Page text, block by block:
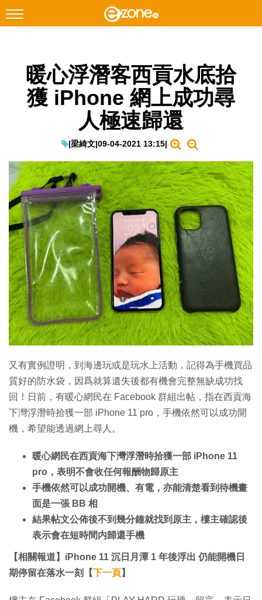
Facebook Instagram
科技焦點
教學評測
EduTech
IT Times
生成式AI與雲端應用
Enterprise Digital Transformation
特集
暖心浮潛客西貢水底拾
獲 iPhone 網上成功尋
人極速歸還
|梁綺文|09-04-2021 13:15|
又有實例證明，到海邊玩或是玩水上活動，記得為手機買品
質好的防水袋，因爲就算遺失後都有機會完整無缺成功找
回！日前，有暖心網民在 Facebook 群組出帖，指在西貢海
下灣浮潛時拾獲一部 iPhone 11 pro，手機依然可以成功開
機，希望能透過網上尋人。
暖心網民在西貢海下灣浮潛時拾獲一部 iPhone 11
pro，表明不會收任何報酬物歸原主
手機依然可以成功開機、有電，亦能清楚看到待機畫
面是一張 BB 相
結果帖文公佈後不到幾分鐘就找到原主，樓主確認後
表示會在短時間内歸還手機
【相關報道】iPhone 11 沉日月潭 1 年後浮出 仍能開機日
期停留在落水一刻【下一頁】